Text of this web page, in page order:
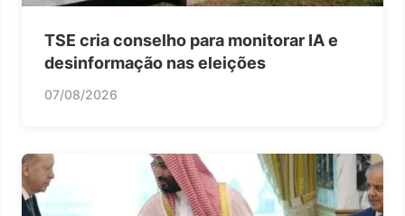
TSE cria conselho para monitorar IA e
desinformação nas eleições
07/08/2026